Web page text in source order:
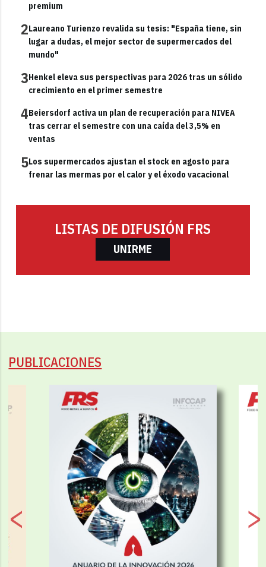
premium
2Laureano Turienzo revalida su tesis: "España tiene, sin
lugar a dudas, el mejor sector de supermercados del
mundo"
3Henkel eleva sus perspectivas para 2026 tras un sólido
crecimiento en el primer semestre
4Beiersdorf activa un plan de recuperación para NIVEA
tras cerrar el semestre con una caída del 3,5% en
ventas
5Los supermercados ajustan el stock en agosto para
frenar las mermas por el calor y el éxodo vacacional
LISTAS DE DIFUSIÓN FRS
UNIRME
PUBLICACIONES